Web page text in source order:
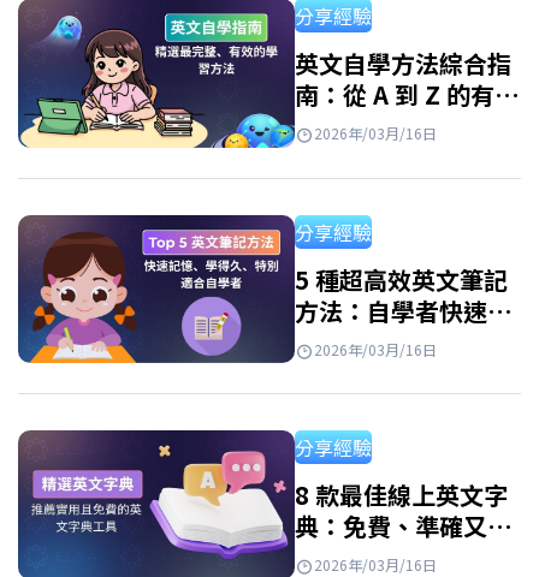
英語變得輕鬆便捷。只需一部智能手機和網路
連接，你就可以隨時隨地學習。但是，並非所
有應用程式都有效。 優點: 隨時隨地學習 個人化
學習路徑 豐富的資源庫 寓教於樂 如何有效使用
分享經驗
英文自學方法綜合指
南：從 A 到 Z 的有效
學習路線圖
2026年/03月/16日
分享經驗
5 種超高效英文筆記
方法：自學者快速記
憶必備、學習效率翻
2026年/03月/16日
分享經驗
8 款最佳線上英文字
典：免費、準確又好
用2026年/03月/16日